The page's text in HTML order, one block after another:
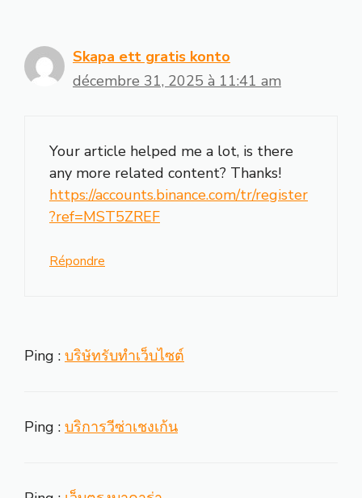
Skapa ett gratis konto
décembre 31, 2025 à 11:41 am
Your article helped me a lot, is there
any more related content? Thanks!
https://accounts.binance.com/tr/register
?ref=MST5ZREF
Répondre
Ping : บริษัทรับทำเว็บไซต์
Ping : บริการวีซ่าเชงเก้น